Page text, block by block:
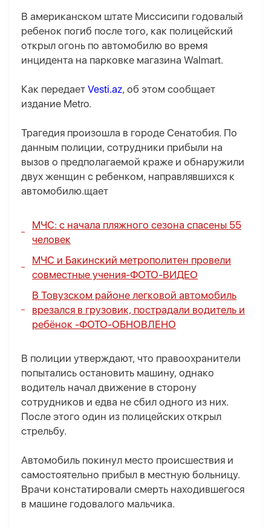
В американском штате Миссисипи годовалый
ребенок погиб после того, как полицейский
открыл огонь по автомобилю во время
инцидента на парковке магазина Walmart.
Как передает Vesti.az, об этом сообщает
издание Metro.
Трагедия произошла в городе Сенатобия. По
данным полиции, сотрудники прибыли на
вызов о предполагаемой краже и обнаружили
двух женщин с ребенком, направлявшихся к
автомобилю.щает
МЧС: с начала пляжного сезона спасены 55
человек
МЧС и Бакинский метрополитен провели
совместные учения-ФОТО-ВИДЕО
В Товузском районе легковой автомобиль
врезался в грузовик, пострадали водитель и
ребёнок -ФОТО-ОБНОВЛЕНО
В полиции утверждают, что правоохранители
попытались остановить машину, однако
водитель начал движение в сторону
сотрудников и едва не сбил одного из них.
После этого один из полицейских открыл
стрельбу.
Автомобиль покинул место происшествия и
самостоятельно прибыл в местную больницу.
Врачи констатировали смерть находившегося
в машине годовалого мальчика.